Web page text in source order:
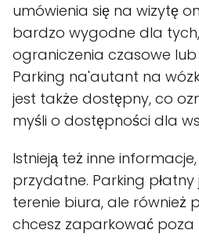
umówienia się na wizytę
bardzo wygodne dla
ograniczenia czasowe lub
Parking na'autant na
jest także dostępny, co
myśli o dostępności dla
Istnieją też inne
przydatne. Parking
terenie biura, ale również
chcesz zaparkować poza